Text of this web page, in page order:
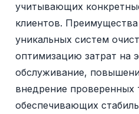
учитывающих
клиентов.
уникальных систем
оптимизацию затрат на
обслуживание,
внедрение проверенных
обеспечивающих